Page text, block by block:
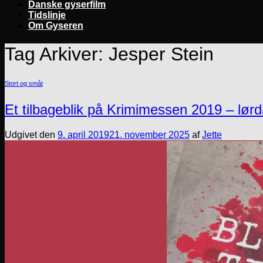
Danske gyserfilm
Tidslinje
Om Gyseren
Tag Arkiver: Jesper Stein
Stort og småt
Et tilbageblik på Krimimessen 2019 –
Udgivet den 9. april 201921. november 2025 afJette